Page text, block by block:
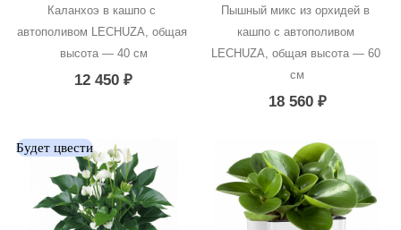
Каланхоэ в кашпо с
автополивом LECHUZA, общая
высота — 40 см
12 450₽
Пышный микс из орхидей в
кашпо с автополивом
LECHUZA, общая высота — 60
см
18 560 ₽
Будет цвести